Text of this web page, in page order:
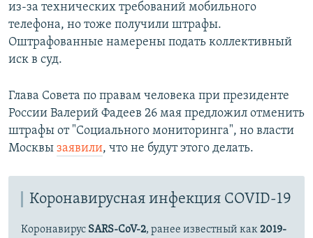
из-за технических требований мобильного
телефона, но тоже получили штрафы.
Оштрафованные намерены подать коллективный
иск в суд.
Глава Совета по правам человека при президенте
России Валерий Фадеев 26 мая предложил отменить
штрафы от "Социального мониторинга", но власти
Москвы заявили, что не будут этого делать.
Коронавирусная инфекция COVID-19
Коронавирус SARS-CoV-2, ранее известный как2019-